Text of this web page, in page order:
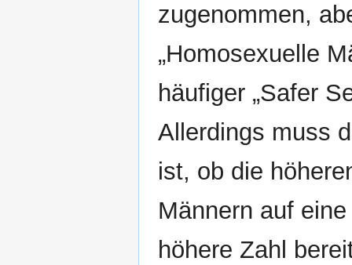
zugenommen,
„Homosexuelle
häufiger „Safer
Allerdings muss
ist, ob die
Männern auf
höhere Zahl